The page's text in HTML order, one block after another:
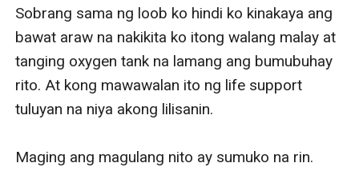
Sobrang sama ng loob ko hindi ko kinakaya ang
bawat araw na nakikita ko itong walang malay at
tanging oxygen tank na lamang ang bumubuhay
rito. At kong mawawalan ito ng life support
tuluyan na niya akong lilisanin.
Maging ang magulang nito ay sumuko na rin.